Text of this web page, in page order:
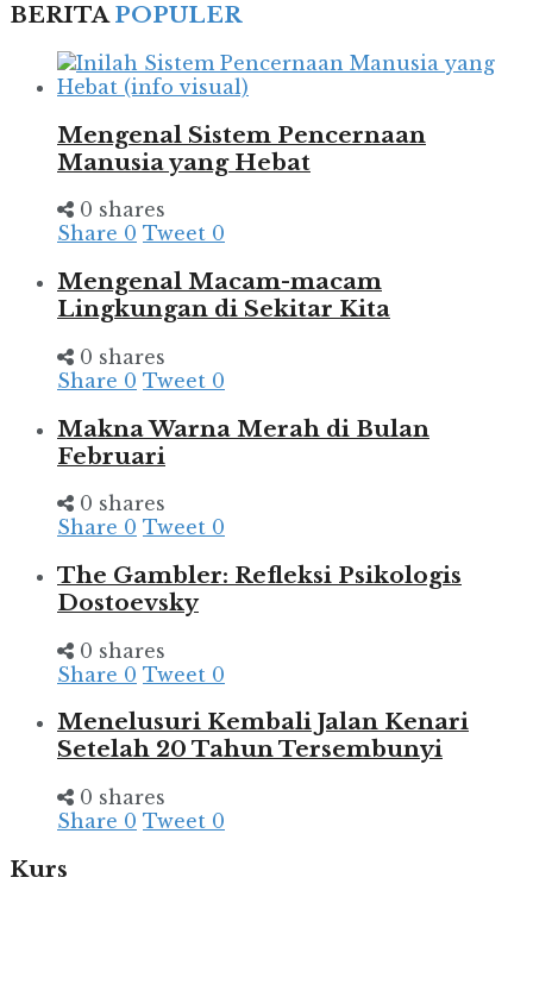
BERITAPOPULER
Mengenal Sistem Pencernaan
Manusia yang Hebat
0 shares
Share 0 Tweet 0
Mengenal Macam-macam
Lingkungan di Sekitar Kita
0 shares
Share 0 Tweet 0
Makna Warna Merah di Bulan
Februari
0 shares
Share 0 Tweet 0
The Gambler: Refleksi Psikologis
Dostoevsky
0 shares
Share 0 Tweet 0
Menelusuri Kembali Jalan Kenari
Setelah 20 Tahun Tersembunyi
0 shares
Share 0 Tweet 0
Kurs